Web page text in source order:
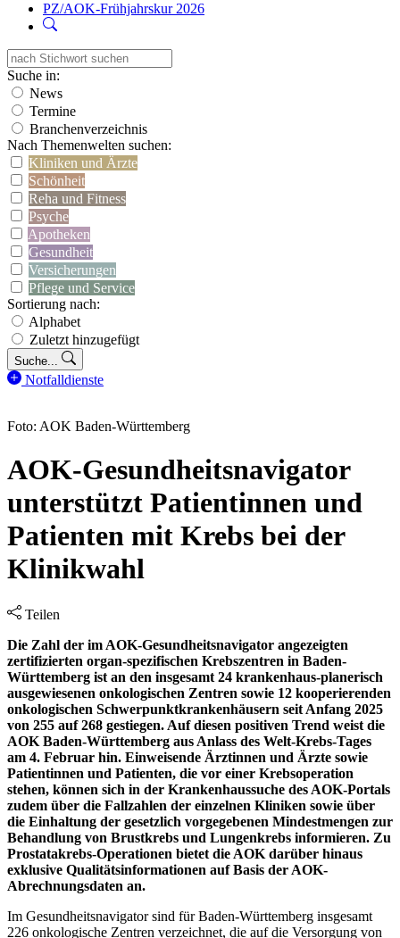
PZ/AOK-Frühjahrskur 2026
Suche in:
News
Termine
Branchenverzeichnis
Nach Themenwelten suchen:
Kliniken und Ärzte
Schönheit
Reha und Fitness
Psyche
Apotheken
Gesundheit
Versicherungen
Pflege und Service
Sortierung nach:
Alphabet
Zuletzt hinzugefügt
Suche...
Notfalldienste
Foto: AOK Baden-Württemberg
AOK-Gesundheitsnavigator
unterstützt Patientinnen und
Patienten mit Krebs bei der
Klinikwahl
Teilen
Die Zahl der im AOK-Gesundheitsnavigator angezeigten
zertifizierten organ-spezifischen Krebszentren in Baden-
Württemberg ist an den insgesamt 24 krankenhaus-planerisch
ausgewiesenen onkologischen Zentren sowie 12 kooperierenden
onkologischen Schwerpunktkrankenhäusern seit Anfang 2025
von 255 auf 268 gestiegen. Auf diesen positiven Trend weist die
AOK Baden-Württemberg aus Anlass des Welt-Krebs-Tages
am 4. Februar hin. Einweisende Ärztinnen und Ärzte sowie
Patientinnen und Patienten, die vor einer Krebsoperation
stehen, können sich in der Krankenhaussuche des AOK-Portals
zudem über die Fallzahlen der einzelnen Kliniken sowie über
die Einhaltung der gesetzlich vorgegebenen Mindestmengen zur
Behandlung von Brustkrebs und Lungenkrebs informieren. Zu
Prostatakrebs-Operationen bietet die AOK darüber hinaus
exklusive Qualitätsinformationen auf Basis der AOK-
Abrechnungsdaten an.
Im Gesundheitsnavigator sind für Baden-Württemberg insgesamt
226 onkologische Zentren verzeichnet, die auf die Versorgung von